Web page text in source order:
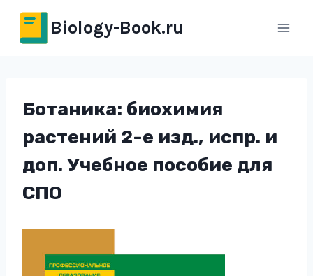
Перейти
содержимому
Biology-Book.ru
Ботаника: биохимия
растений 2-е изд., испр. и
доп. Учебное пособие для
СПО